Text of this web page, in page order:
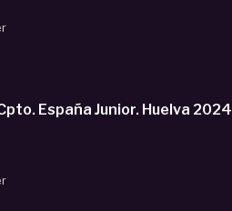
España Junior. Huelva 2024